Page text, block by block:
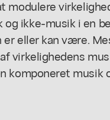
modulere
ikke-musik i en
eller kan være.
virkelighedens
komponeret musik